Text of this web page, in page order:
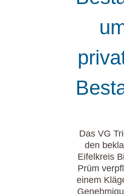
Das VG
den
Eifelkreis
Prüm
einem